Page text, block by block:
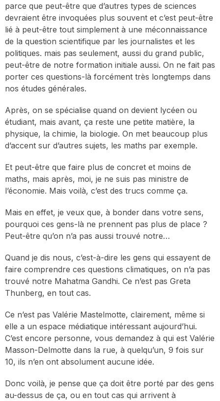
parce que peut-être que d’autres types de sciences
devraient être invoquées plus souvent et c’est peut-être
lié à peut-être tout simplement à une méconnaissance
de la question scientifique par les journalistes et les
politiques. mais pas seulement, aussi du grand public,
peut-être de notre formation initiale aussi. On ne fait pas
porter ces questions-là forcément très longtemps dans
nos études générales.
Après, on se spécialise quand on devient lycéen ou
étudiant, mais avant, ça reste une petite matière, la
physique, la chimie, la biologie. On met beaucoup plus
d’accent sur d’autres sujets, les maths par exemple.
Et peut-être que faire plus de concret et moins de
maths, mais après, moi, je ne suis pas ministre de
l’économie. Mais voilà, c’est des trucs comme ça.
Mais en effet, je veux que, à bonder dans votre sens,
pourquoi ces gens-là ne prennent pas plus de place ?
Peut-être qu’on n’a pas aussi trouvé notre…
Quand je dis nous, c’est-à-dire les gens qui essayent de
faire comprendre ces questions climatiques, on n’a pas
trouvé notre Mahatma Gandhi. Ce n’est pas Greta
Thunberg, en tout cas.
Ce n’est pas Valérie Mastelmotte, clairement, même si
elle a un espace médiatique intéressant aujourd’hui.
C’est encore personne, vous demandez à qui est Valérie
Masson-Delmotte dans la rue, à quelqu’un, 9 fois sur
10, ils n’en ont absolument aucune idée.
Donc voilà, je pense que ça doit être porté par des gens
au-dessus de ça, ou en tout cas qui arrivent à